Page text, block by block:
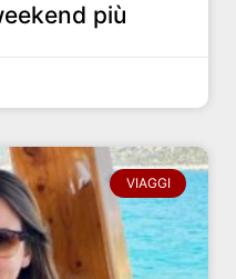
più
VIAGGI